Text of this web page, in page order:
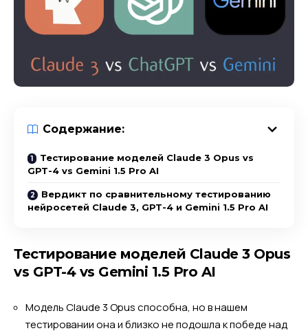
Содержание:
Тестирование моделей Claude 3 Opus vs
GPT-4 vs Gemini 1.5 Pro AI
Вердикт по сравнительному тестированию
нейросетей Claude 3, GPT-4 и Gemini 1.5 Pro AI
Тестирование моделей Claude 3 Opus
vs GPT-4 vs Gemini 1.5 Pro AI
Модель Claude 3 Opus способна, но в нашем
тестировании она и близко не подошла к победе над